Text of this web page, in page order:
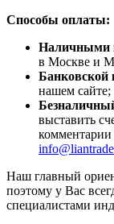
Способы оплаты:
Наличными
в Москве и
Банковской
нашем сайте;
выставить
комментарии
Наш главный
поэтому у Вас
специалистами